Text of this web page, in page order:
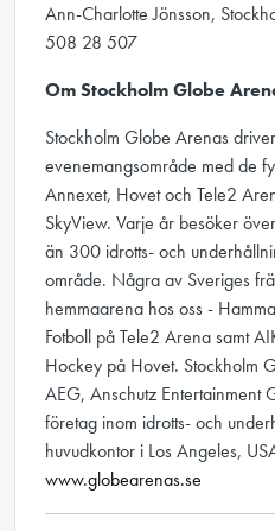
Ann-Charlotte Jönsson,
508 28 507
Om Stockholm Globe
Stockholm Globe Arenas
evenemangsområde med de
Annexet, Hovet och Tele2
SkyView. Varje år besöker
än 300 idrotts- och
område. Några av Sveriges
hemmaarena hos oss -
Fotboll på Tele2 Arena samt
Hockey på Hovet. Stockholm
AEG, Anschutz Entertainment
företag inom idrotts- och
huvudkontor i Los Angeles,
www.globearenas.se